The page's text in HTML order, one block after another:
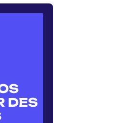
DES